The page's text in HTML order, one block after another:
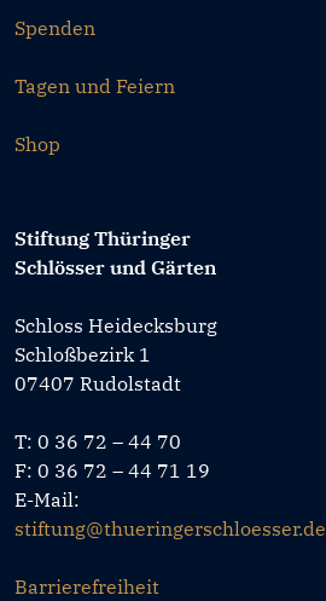
Spenden
Tagen und Feiern
Shop
Stiftung Thüringer
Schlösser und Gärten
Schloss Heidecksburg
Schloßbezirk 1
07407 Rudolstadt
T: 0 36 72 – 44 70
F: 0 36 72 – 44 71 19
E-Mail:
stiftung@thueringerschloesser.de
Barrierefreiheit